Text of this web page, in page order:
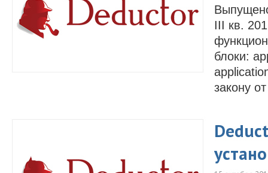
III кв.
блоки:
закону